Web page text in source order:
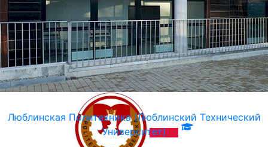
Люблинская Политехника (Люблинский Технический
Университет)